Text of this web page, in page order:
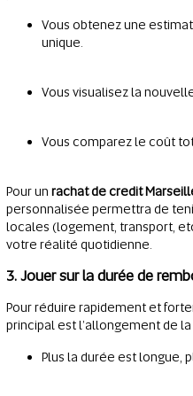
Vous obtenez une
unique.
Vous visualisez la
Vous comparez le coût
Pour un rachat de credit
personnalisée permettra de
locales (logement, transport,
votre réalité quotidienne.
3. Jouer sur la durée de
Pour réduire rapidement et
principal est l’allongement de la
Plus la durée est longue,